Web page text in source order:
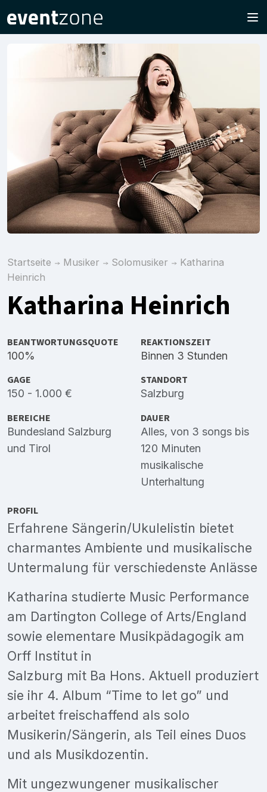
Startseite Musiker Solomusiker
Katharina
Heinrich
Katharina Heinrich
BEANTWORTUNGSQUOTE
100%
REAKTIONSZEIT
Binnen 3 Stunden
GAGE
150 - 1.000 €
STANDORT
Salzburg
BEREICHE
Bundesland Salzburg
und Tirol
DAUER
Alles, von 3 songs bis
120 Minuten
musikalische
Unterhaltung
PROFIL
Erfahrene Sängerin/Ukulelistin bietet
charmantes Ambiente und musikalische
Untermalung für verschiedenste Anlässe
Katharina studierte Music Performance
am Dartington College of Arts/England
sowie elementare Musikpädagogik am
Orff Institut in
Salzburg mit Ba Hons. Aktuell produziert
sie ihr 4. Album “Time to let go” und
arbeitet freischaffend als solo
Musikerin/Sängerin, als Teil eines Duos
und als Musikdozentin.
Mit ungezwungener musikalischer